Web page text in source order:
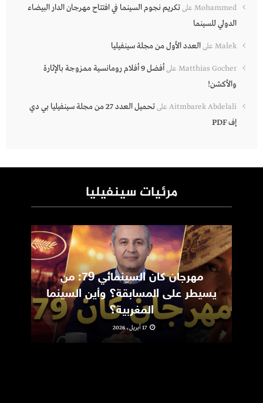
Mohammed علىتكريم نجوم السينما في افتتاح مهرجان الدار البيضاء
الدولي للسينما
Malek علىالعدد الأول من مجلة سينفيليا
Matthias Gocher على
أفضل 9 أفلام رومانسية ممزوجة بالإثارة
والأكشن!
Aitmbarek Abdelali على
تحميل العدد 27 من مجلة سينفيليا بي دي
إف PDF
مرئيات سينفيليا
مهرجان كان السينمائي 79: من
يسيطر على المسابقة؟ وأين السينما
المغربية؟
17 أبريل، 2026